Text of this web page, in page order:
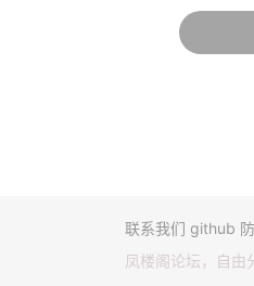
联系我们 github
凤楼阁论坛，自由